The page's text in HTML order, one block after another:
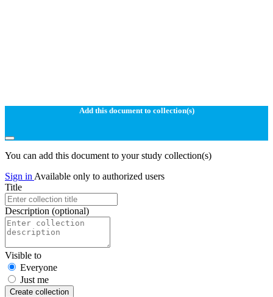
Add this document to collection(s)
You can add this document to your study collection(s)
Sign in Available only to authorized users
Title
Description (optional)
Visible to
Everyone
Just me
Create collection